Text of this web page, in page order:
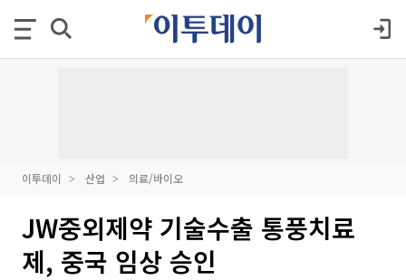
이투데이 산업 의료/바이오
JW중외제약 기술수출 통풍치료
제, 중국 임상 승인